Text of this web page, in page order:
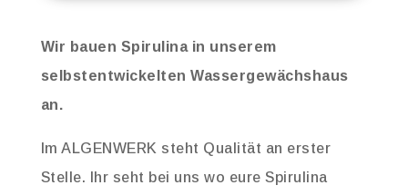
Wir bauen Spirulina in unserem
selbstentwickelten Wassergewächshaus
an.
Im ALGENWERK steht Qualität an erster
Stelle. Ihr seht bei uns wo eure Spirulina